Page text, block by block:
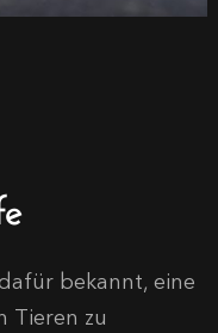
bekannt, eine
Tieren zu